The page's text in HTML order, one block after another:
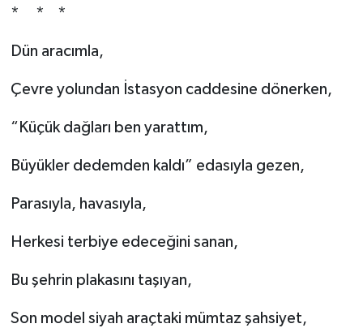
* * *
Dün aracımla,
Çevre yolundan İstasyon caddesine dönerken,
“Küçük dağları ben yarattım,
Büyükler dedemden kaldı” edasıyla gezen,
Parasıyla, havasıyla,
Herkesi terbiye edeceğini sanan,
Bu şehrin plakasını taşıyan,
Son model siyah araçtaki mümtaz şahsiyet,
Kültür Sanat
Kütahya
Magazin
Otomobil